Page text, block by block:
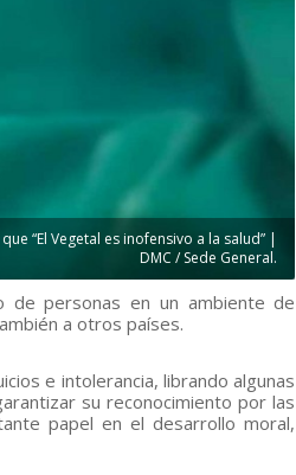
“El Vegetal es inofensivo a la salud” |
DMC / Sede General.
de personas en un ambiente de
a otros países.
e intolerancia, librando algunas
su reconocimiento por las
papel en el desarrollo moral,